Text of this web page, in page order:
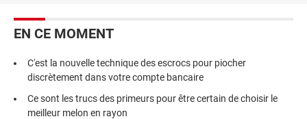
EN CE MOMENT
C'est la nouvelle technique des escrocs pour piocher
discrètement dans votre compte bancaire
Ce sont les trucs des primeurs pour être certain de choisir le
meilleur melon en rayon